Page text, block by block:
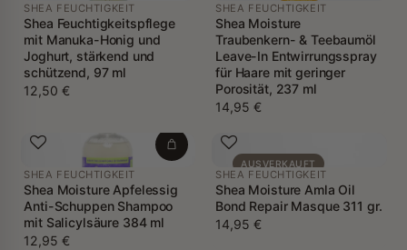
SHEA FEUCHTIGKEIT
Shea Feuchtigkeitspflege
mit Manuka-Honig und
Joghurt, stärkend und
schützend, 97 ml
12,50 €
SHEA FEUCHTIGKEIT
Shea Moisture
Traubenkern- & Teebaumöl
Leave-In Entwirrungsspray
für Haare mit geringer
Porosität, 237 ml
14,95 €
SHEA FEUCHTIGKEIT
Shea Moisture Apfelessig
Anti-Schuppen Shampoo
mit Salicylsäure 384 ml
12,95 €
AUSVERKAUFT
SHEA FEUCHTIGKEIT
Shea Moisture Amla Oil
Bond Repair Masque 311 gr.
14,95 €